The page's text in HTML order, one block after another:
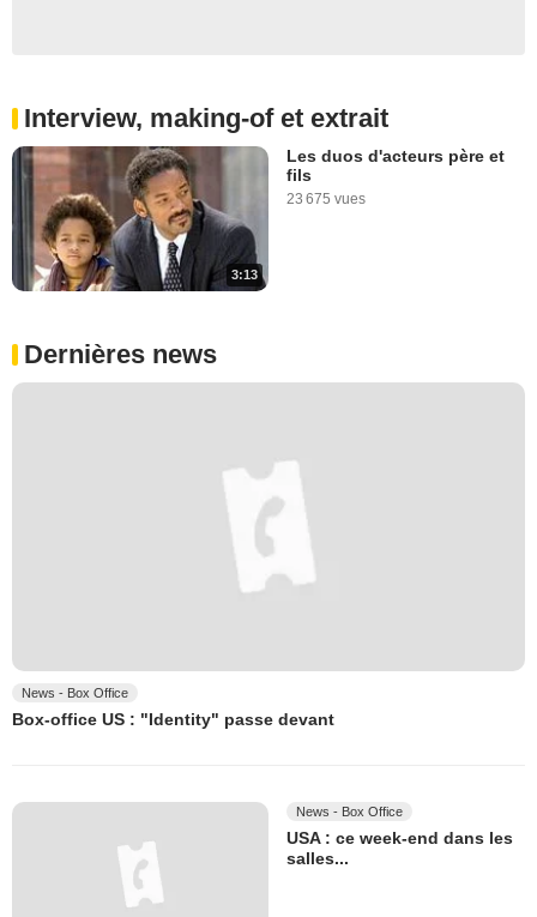
Interview, making-of et extrait
3:13
Les duos d'acteurs père et
fils
23 675 vues
Dernières news
News - Box Office
Box-office US : "Identity" passe devant
News - Box Office
USA : ce week-end dans les
salles...